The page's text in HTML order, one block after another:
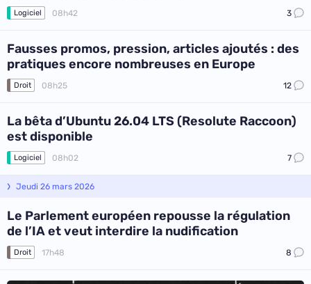
Logiciel 08h42 3
Fausses promos, pression, articles ajoutés : des
pratiques encore nombreuses en Europe
Droit 08h25 12
La bêta d’Ubuntu 26.04 LTS (Resolute Raccoon)
est disponible
Logiciel 08h02 7
Jeudi 26 mars 2026
Le Parlement européen repousse la régulation
de l’IA et veut interdire la nudification
Droit 17h48 8